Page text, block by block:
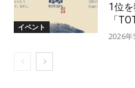
イベント
1位
「
2026年